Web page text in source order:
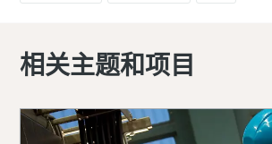
相关主题和项目